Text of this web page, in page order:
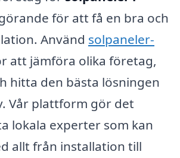
för att få en bra och
Använd solpaneler-
att jämföra olika företag,
hitta den bästa lösningen
Vår plattform gör det
lokala experter som kan
allt från installation till